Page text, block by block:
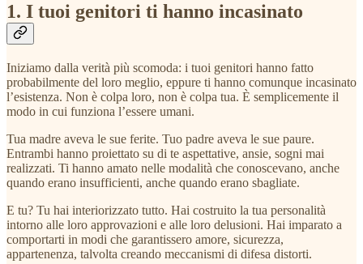
1. I tuoi genitori ti hanno incasinato
Iniziamo dalla verità più scomoda: i tuoi genitori hanno fatto
probabilmente del loro meglio, eppure ti hanno comunque incasinato
l’esistenza. Non è colpa loro, non è colpa tua. È semplicemente il
modo in cui funziona l’essere umani.
Tua madre aveva le sue ferite. Tuo padre aveva le sue paure.
Entrambi hanno proiettato su di te aspettative, ansie, sogni mai
realizzati. Ti hanno amato nelle modalità che conoscevano, anche
quando erano insufficienti, anche quando erano sbagliate.
E tu? Tu hai interiorizzato tutto. Hai costruito la tua personalità
intorno alle loro approvazioni e alle loro delusioni. Hai imparato a
comportarti in modi che garantissero amore, sicurezza,
appartenenza, talvolta creando meccanismi di difesa distorti.